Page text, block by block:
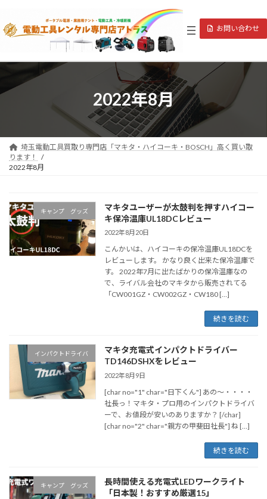
テ
へ
キ
ゲ
ョ
に
お問い合わせ
2022年8月
埼玉電動工具買取り専門店「マキタ・ハイコーキ・BOSCH」高く買い取
ります！
2022年8月
キャンプ グッズ
マキタユーザーが太鼓判を押すハイコー
キ保冷温庫UL18DCレビュー
2022年8月20日
こんかいは、ハイコーキの保冷温庫UL18DCを
レビューします。 かなり良く出来た保冷温庫で
す。 2022年7月に出たばかりの保冷温庫なの
で、ライバル会社のマキタから販売されてる
「CW001GZ・CW002GZ・CW180 […]
続きを読む
インパクトドライバ
マキタ充電式インパクトドライバー
TD146DSHXをレビュー
2022年8月9日
[char no="1" char="日下くん"] あの～・・・・
社長っ！マキタ・プロ用のインパクトドライバ
ーで、お値段が安いのありますか？ [/char]
[char no="2" char="親方の甲斐田社長"] ね […]
続きを読む
キャンプ グッズ
長時間使える充電式LEDワークライト
「日本製！おすすめ厳選15」